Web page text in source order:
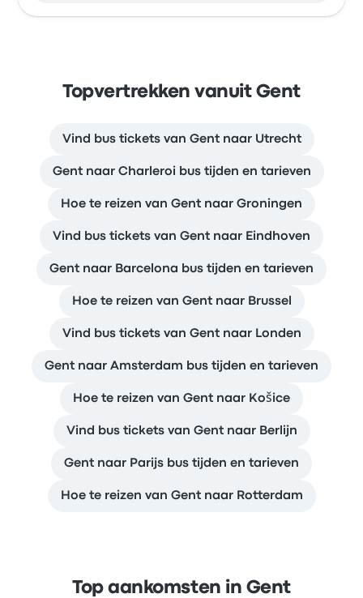
Topvertrekken vanuit Gent
Vind bus tickets van Gent naar Utrecht
Gent naar Charleroi bus tijden en tarieven
Hoe te reizen van Gent naar Groningen
Vind bus tickets van Gent naar Eindhoven
Gent naar Barcelona bus tijden en tarieven
Hoe te reizen van Gent naar Brussel
Vind bus tickets van Gent naar Londen
Gent naar Amsterdam bus tijden en tarieven
Hoe te reizen van Gent naar Košice
Vind bus tickets van Gent naar Berlijn
Gent naar Parijs bus tijden en tarieven
Hoe te reizen van Gent naar Rotterdam
Top aankomsten in Gent